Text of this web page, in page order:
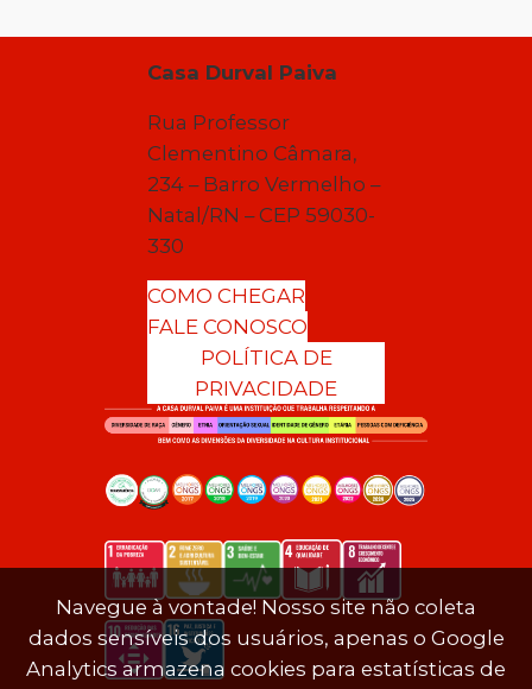
Casa Durval Paiva
Rua Professor
Clementino Câmara,
234 – Barro Vermelho –
Natal/RN – CEP 59030-
330
COMO CHEGAR
FALE CONOSCO
POLÍTICA DE
PRIVACIDADE
Navegue à vontade! Nosso site não coleta
dados sensíveis dos usuários, apenas o Google
Analytics armazena cookies para estatísticas de